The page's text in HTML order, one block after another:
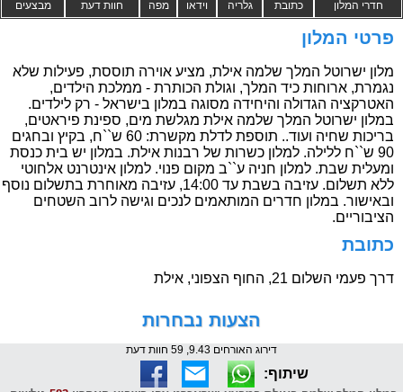
מבצעים חוות דעת מפה וידאו גלריה כתובת חדרי המלון
פרטי המלון
מלון ישרוטל המלך שלמה אילת, מציע אוירה תוססת, פעילות שלא
נגמרת, ארוחות כיד המלך, וגולת הכותרת - ממלכת הילדים,
האטרקציה הגדולה והיחידה מסוגה במלון בישראל - רק לילדים.
במלון ישרוטל המלך שלמה אילת מגלשת מים, ספינת פיראטים,
בריכות שחיה ועוד.. תוספת לדלת מקשרת: 60 ש``ח, בקיץ ובחגים
90 ש``ח ללילה. למלון כשרות של רבנות אילת. במלון יש בית כנסת
ומעלית שבת. למלון חניה ע``ב מקום פנוי. למלון אינטרנט אלחוטי
ללא תשלום. עזיבה בשבת עד 14:00, עזיבה מאוחרת בתשלום נוסף
ובאישור. במלון חדרים המותאמים לנכים וגישה לרוב השטחים
הציבוריים.
כתובת
דרך פעמי השלום 21, החוף הצפוני, אילת
הצעות נבחרות
דירוג האורחים 9.43, 59 חוות דעת
שיתוף: